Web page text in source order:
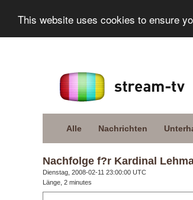
This website uses cookies to ensure
Alle Nachrichten
Nachfolge f?r Kardinal
Dienstag, 2008-02-11 23:00:00 UTC
Länge, 2 minutes